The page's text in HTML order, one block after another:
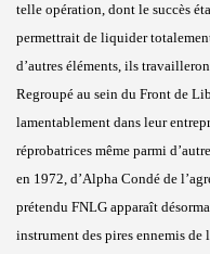
telle opération, dont le succès
permettrait de liquider
d’autres éléments, ils
Regroupé au sein du Front de
lamentablement dans leur
réprobatrices même parmi
en 1972, d’Alpha Condé de
prétendu FNLG apparaît
instrument des pires ennemis